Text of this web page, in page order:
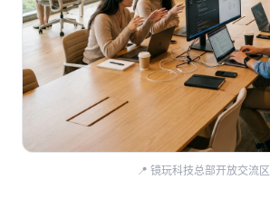
📍 镜玩科技总部开放交流区